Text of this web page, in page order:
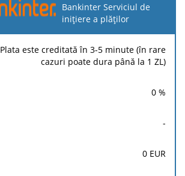
Bankinter Serviciul de
inițiere a plăților
Plata este creditată în 3-5 minute (în rare
cazuri poate dura până la 1 ZL)
0 %
-
0 EUR